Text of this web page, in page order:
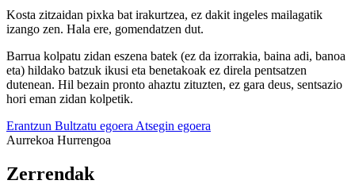
Kosta zitzaidan pixka bat irakurtzea, ez dakit ingeles mailagatik
izango zen. Hala ere, gomendatzen dut.
Barrua kolpatu zidan eszena batek (ez da izorrakia, baina adi, banoa
eta) hildako batzuk ikusi eta benetakoak ez direla pentsatzen
dutenean. Hil bezain pronto ahaztu zituzten, ez gara deus, sentsazio
hori eman zidan kolpetik.
Erantzun Bultzatu egoera Atsegin egoera
Aurrekoa Hurrengoa
Zerrendak